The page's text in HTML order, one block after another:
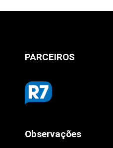
PARCEIROS
Observações